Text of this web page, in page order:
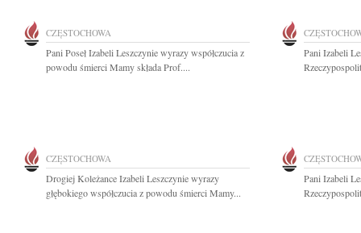
CZĘSTOCHOWA
Pani Poseł Izabeli Leszczynie wyrazy współczucia z
powodu śmierci Mamy składa Prof....
Pani Izabeli
CZĘSTOCHOWA
Drogiej Koleżance Izabeli Leszczynie wyrazy
głębokiego współczucia z powodu śmierci Mamy...
Pani Izabeli